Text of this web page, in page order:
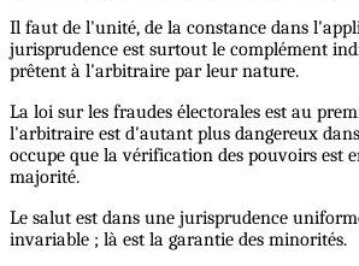
Il faut de l'unité, de la constance dans
jurisprudence est surtout le complément
prêtent à l'arbitraire par leur nature.
La loi sur les fraudes électorales est au
l'arbitraire est d'autant plus dangereux
occupe que la vérification des pouvoirs est
majorité.
Le salut est dans une jurisprudence
invariable ; là est la garantie des minorités.